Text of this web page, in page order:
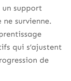
un support
ne survienne.
qui s’ajustent
de